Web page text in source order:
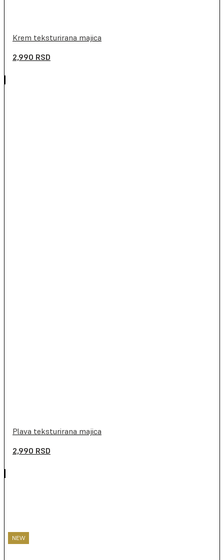
NEW
Krem teksturirana majica
2,990 RSD
NEW
Plava teksturirana majica
2,990 RSD
NEW
NEW
NEW
NEW